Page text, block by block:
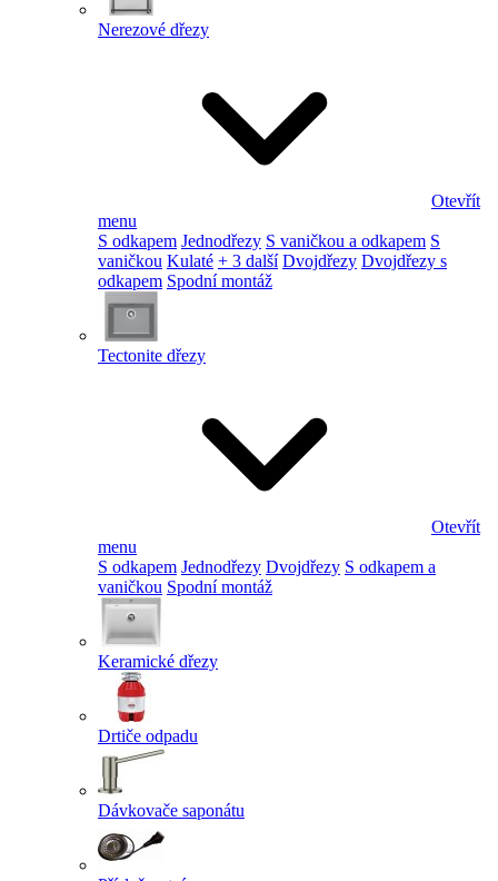
Nerezové dřezy
Otevřít
menu
S odkapem Jednodřezy S vaničkou a odkapem S
vaničkou Kulaté + 3 další Dvojdřezy Dvojdřezy s
odkapem Spodní montáž
Tectonite dřezy
Otevřít
menu
S odkapem Jednodřezy Dvojdřezy S odkapem a
vaničkou Spodní montáž
Keramické dřezy
Drtiče odpadu
Dávkovače saponátu